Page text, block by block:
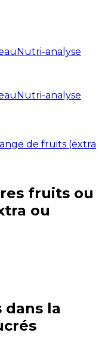
Nutri-analyse
Nutri-analyse
de fruits (extra
fruits ou
ou
dans la